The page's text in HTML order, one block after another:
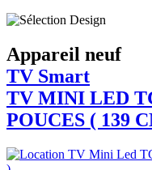
Appareil neuf
TV Smart
TV MINI LED
POUCES ( 139